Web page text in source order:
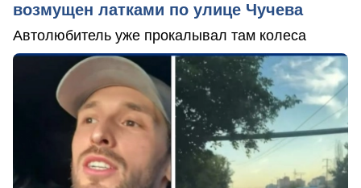
возмущен латками по улице Чучева
Автолюбитель уже прокалывал там колеса